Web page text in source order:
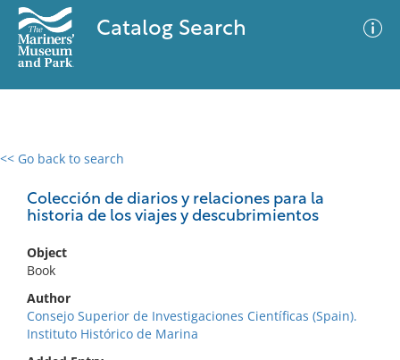
Catalog Search
<< Go back to search
Colección de diarios y relaciones para la
historia de los viajes y descubrimientos
Object
Book
Author
Consejo Superior de Investigaciones Científicas (Spain).
Instituto Histórico de Marina
0 results